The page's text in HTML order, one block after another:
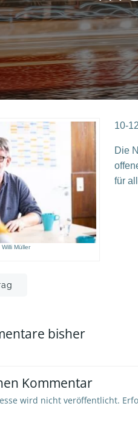
Müller
10-
Die
für
bisher
Kommentar
wird nicht veröffentlicht.